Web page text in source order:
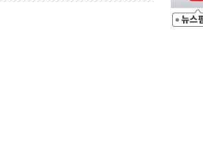
째·42일 만 도발